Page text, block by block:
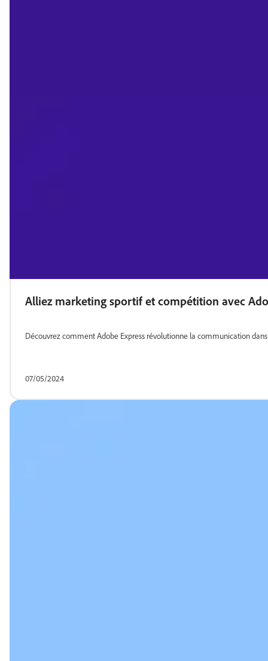
Alliez marketing sportif et compétition avec
Découvrez comment Adobe Express révolutionne la communication
07/05/2024